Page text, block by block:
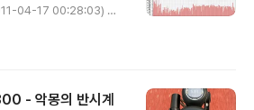
04-17 00:28:03) 평
는 사람들로 터져 나가고..
집에서 가볍게 저녁 식사
- 악몽의 반시계